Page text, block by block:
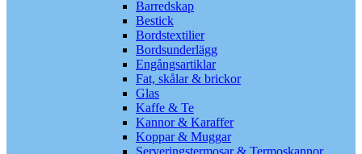
Barredskap
Bestick
Bordstextilier
Bordsunderlägg
Engångsartiklar
Fat, skålar & brickor
Glas
Kaffe & Te
Kannor & Karaffer
Koppar & Muggar
Serveringstermosar & Termoskannor